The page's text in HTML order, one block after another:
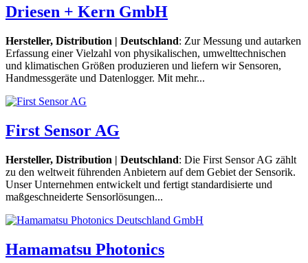
Driesen + Kern GmbH
Hersteller, Distribution | Deutschland: Zur Messung und autarken
Erfassung einer Vielzahl von physikalischen, umwelttechnischen
und klimatischen Größen produzieren und liefern wir Sensoren,
Handmessgeräte und Datenlogger. Mit mehr...
First Sensor AG
Hersteller, Distribution | Deutschland: Die First Sensor AG zählt
zu den weltweit führenden Anbietern auf dem Gebiet der Sensorik.
Unser Unternehmen entwickelt und fertigt standardisierte und
maßgeschneiderte Sensorlösungen...
Hamamatsu Photonics